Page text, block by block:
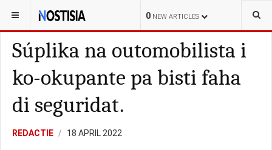
0 NEW ARTICLES
YOU ARE HERE: CURAÇAO KORTE-POLISIAL
Súplika na outomobilista i
ko-okupante pa bisti faha
di seguridat.
REDACTIE 18 APRIL 2022